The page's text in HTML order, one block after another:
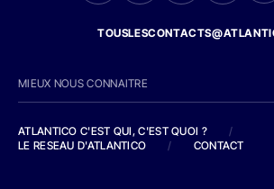
MIEUX NOUS CONNAITRE
ATLANTICO C'EST QUI, C'EST QUOI ?
/
LE RESEAU D'ATLANTICO
/ CONTACT